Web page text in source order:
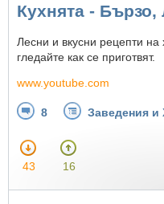
Кухнята - Бързо,
Лесни и вкусни рецепти на
гледайте как се приготвят.
www.youtube.com
8 Заведения и
43 16